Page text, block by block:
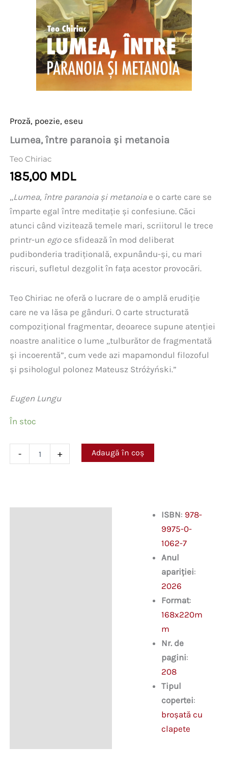
Proză, poezie, eseu
Lumea, între paranoia și metanoia
Teo Chiriac
185,00 MDL
„Lumea, între paranoia și metanoia e o carte care se
împarte egal între meditație și confesiune. Căci
atunci când vizitează temele mari, scriitorul le trece
printr-un egoce sfidează în mod deliberat
pudibonderia tradițională, expunându-și, cu mari
riscuri, sufletul dezgolit în fața acestor provocări.
Teo Chiriac ne oferă o lucrare de o amplă erudiție
care ne va lăsa pe gânduri. O carte structurată
compozițional fragmentar, deoarece supune atenției
noastre analitice o lume „tulburător de fragmentată
și incoerentă”, cum vede azi mapamondul filozoful
și psihologul polonez Mateusz Stróżyński.”
Eugen Lungu
În stoc
- + Adaugă în coș
ISBN: 978-
9975-0-
1062-7
Anul
apariției:
2026
Format:
168x220m
m
Nr. de
pagini:
208
Tipul
copertei:
broșată cu
clapete